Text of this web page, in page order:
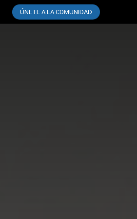
ÚNETE A LA COMUNIDAD